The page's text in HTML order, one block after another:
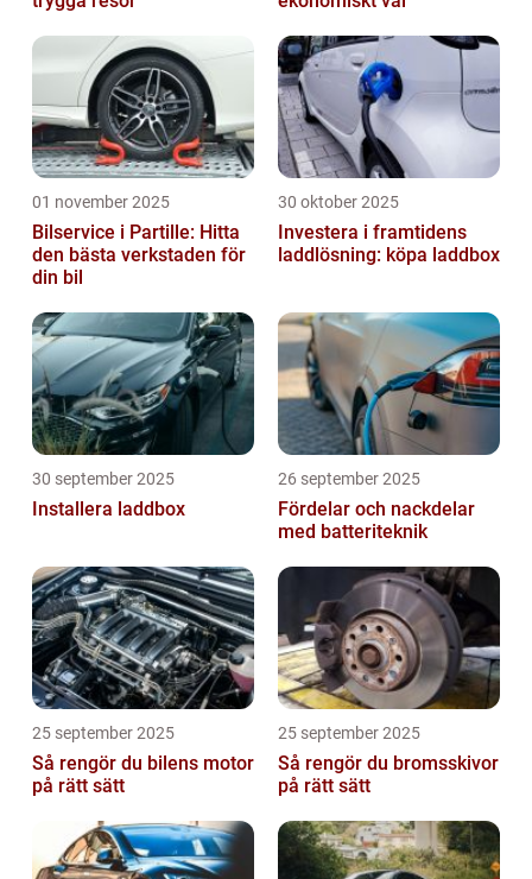
01 november 2025
Bilservice i Partille: Hitta
den bästa verkstaden för
din bil
30 oktober 2025
Investera i framtidens
laddlösning: köpa laddbox
30 september 2025
Installera laddbox
26 september 2025
Fördelar och nackdelar
med batteriteknik
25 september 2025
Så rengör du bilens motor
på rätt sätt
25 september 2025
Så rengör du bromsskivor
på rätt sätt